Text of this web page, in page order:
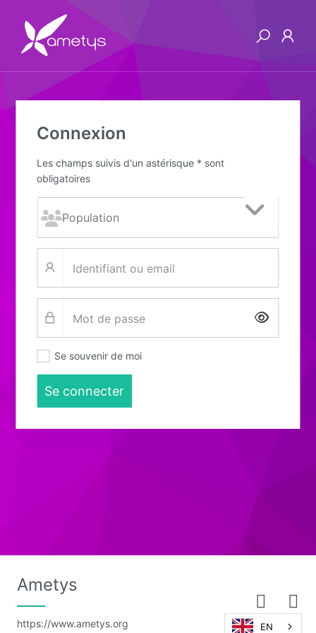
Connexion
Les champs suivis d'un astérisque * sont
obligatoires
Afficher
Se souvenir de moi
Se connecter
Ametys
https://www.ametys.org EN